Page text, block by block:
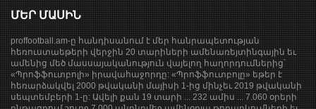
ՄԵՐ ՄԱՍԻՆ
proffootball.am-ը հանդիսանում է մեր հանրապետության
հեռուստաեթերի վերջին 20 տարիների ամենառեյտինգային եւ
ամենից մեծ մասսայականություն վայելող հաղորդումներից՝
«Պրոֆֆուտբոլի» իրավահաջորդը: «Պրոֆֆուտբոլը» եթեր է
հեռարձակվել 2000 թվականի մայիսի 1-ից մինչեւ 2019 թվականի
սեպտեմբերի 1-ը: Ավելի քան 19 տարի ... 232 ամիս ... 7.060 օրերի